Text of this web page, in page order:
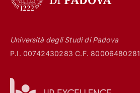
Università degli Studi di Padova
P.I. 00742430283 C.F. 80006480281